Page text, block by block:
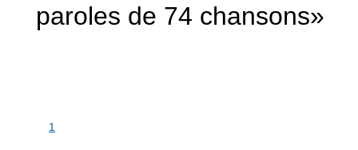
paroles de 74 chansons»
1